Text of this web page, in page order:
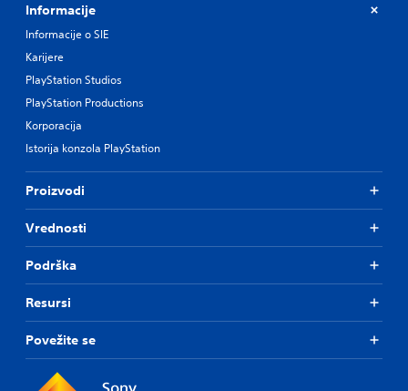
Informacije
Informacije o SIE
Karijere
PlayStation Studios
PlayStation Productions
Korporacija
Istorija konzola PlayStation
Proizvodi
Vrednosti
Podrška
Resursi
Povežite se